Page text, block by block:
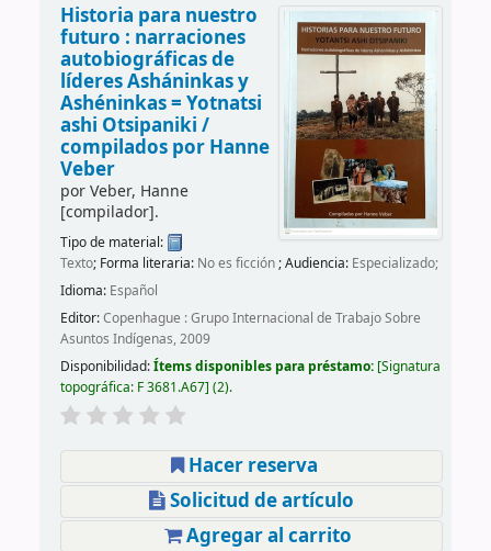
Historia para nuestro
futuro : narraciones
autobiográficas de
líderes Asháninkas y
Ashéninkas = Yotnatsi
ashi Otsipaniki /
compilados por Hanne
Veber
porVeber, Hanne
[compilador].
Tipo de material:
Texto; Forma literaria: No es ficción ; Audiencia: Especializado;
Idioma: Español
Editor:Copenhague : Grupo Internacional de Trabajo Sobre
Asuntos Indígenas, 2009
Disponibilidad:Ítems disponibles para préstamo: Signatura
topográfica: F 3681.A67 (2).
Hacer reserva
Solicitud de artículo
Agregar al carrito